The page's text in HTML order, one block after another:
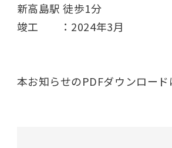
新高島駅 徒歩1分
竣工 ： 2024年3月
本お知らせのPDFダウンロード